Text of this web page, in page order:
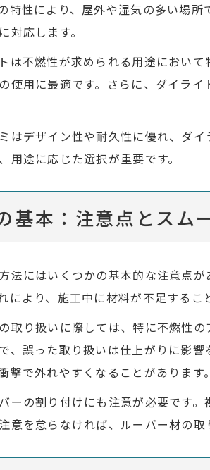
特性により、屋外や湿気の多い場
対応します。
は不燃性が求められる用途におい
使用に最適です。さらに、ダイラ
はデザイン性や耐久性に優れ、ダ
用途に応じた選択が重要です。
基本：注意点とスム
法にはいくつかの基本的な注意点
により、施工中に材料が不足するこ
取り扱いに際しては、特に不燃性
、誤った取り扱いは仕上がりに影
撃で外れやすくなることがあります。
ーの割り付けにも注意が必要です
意を怠らなければ、ルーバー材の